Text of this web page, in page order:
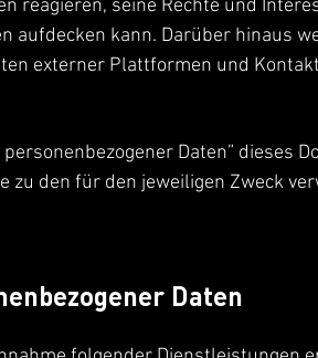
reagieren, seine Rechte und
kann. Darüber hinaus
externer Plattformen und
Daten” dieses
den für den jeweiligen Zweck
Daten